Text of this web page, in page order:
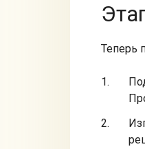
Теперь